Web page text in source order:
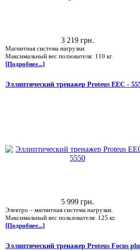
3 219 грн.
Магнитная система нагрузки.
Максимальный вес ползователя: 110 кг.
[Подробнее...]
Эллиптический тренажер Proteus ЕЕС -
5 999 грн.
Электро – магнитная система нагрузки.
Максимальный вес пользователя: 125 кг.
[Подробнее...]
Эллиптический тренажер Proteus Focus